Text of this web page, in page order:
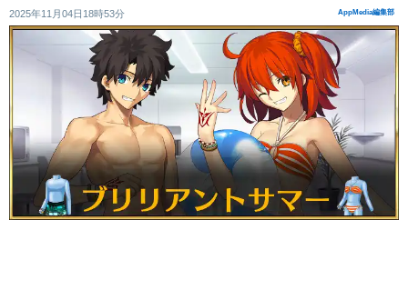
2025年11月04日18時53分 AppMedia編集部